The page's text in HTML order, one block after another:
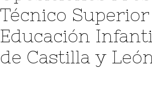
BuscaOpos 🔎
Aula virtual
Técnico Superior
Educación
de Castilla y